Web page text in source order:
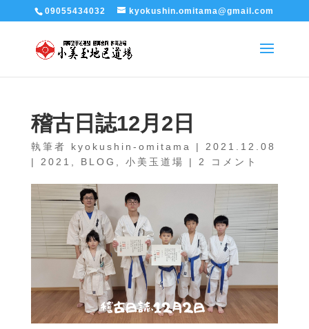
09055434032 kyokushin.omitama@gmail.com
稽古日誌12月2日
執筆者 kyokushin-omitama | 2021.12.08
| 2021 BLOG 小美玉道場 | 2 コメント